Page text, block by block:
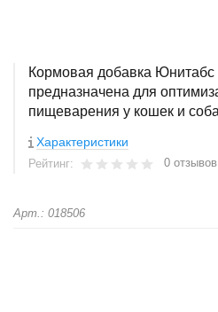
Кормовая добавка Юнитабс
предназначена для
пищеварения у кошек и
Характеристики
Рейтинг: 0 отзывов
Арт.: 018506